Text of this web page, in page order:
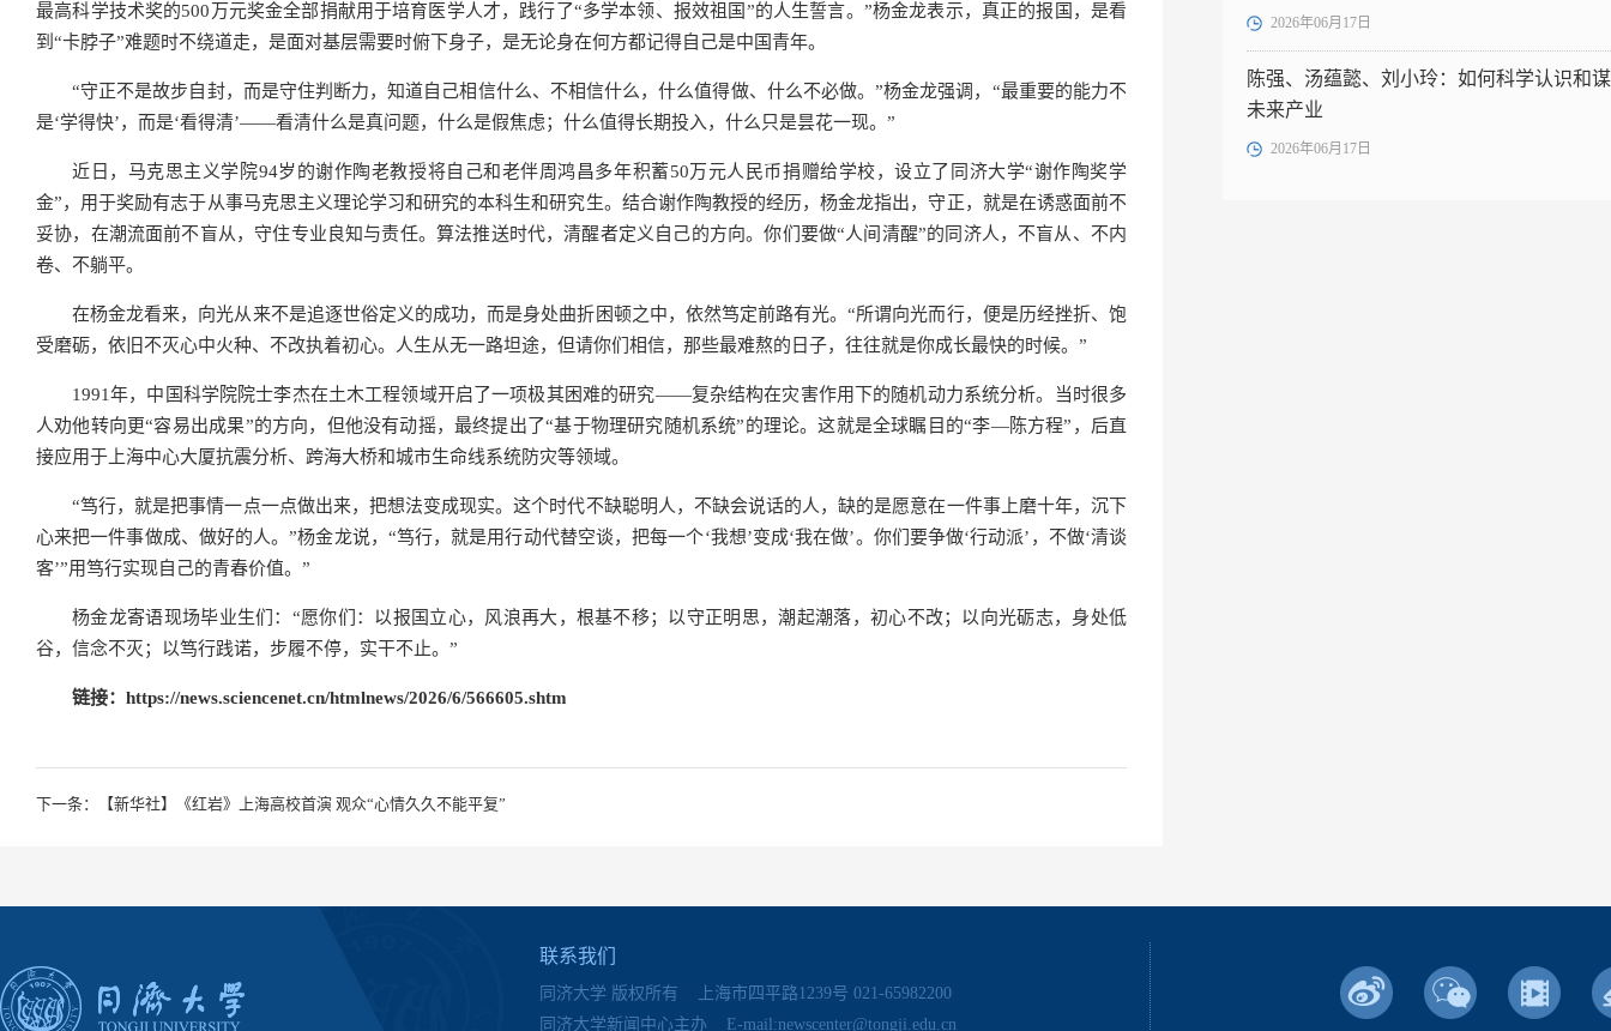
最高科学技术奖的500万元奖金全部捐献用于培育医学人才，践行了“多学本领、报效祖国”的人生誓言。”杨金龙表示，真正的报国，是看
到“卡脖子”难题时不绕道走，是面对基层需要时俯下身子，是无论身在何方都记得自己是中国青年。
“守正不是故步自封，而是守住判断力，知道自己相信什么、不相信什么，什么值得做、什么不必做。”杨金龙强调，“最重要的能力不
是‘学得快’，而是‘看得清’——看清什么是真问题，什么是假焦虑；什么值得长期投入，什么只是昙花一现。”
近日，马克思主义学院94岁的谢作陶老教授将自己和老伴周鸿昌多年积蓄50万元人民币捐赠给学校，设立了同济大学“谢作陶奖学
金”，用于奖励有志于从事马克思主义理论学习和研究的本科生和研究生。结合谢作陶教授的经历，杨金龙指出，守正，就是在诱惑面前不
妥协，在潮流面前不盲从，守住专业良知与责任。算法推送时代，清醒者定义自己的方向。你们要做“人间清醒”的同济人，不盲从、不内
卷、不躺平。
在杨金龙看来，向光从来不是追逐世俗定义的成功，而是身处曲折困顿之中，依然笃定前路有光。“所谓向光而行，便是历经挫折、饱
受磨砺，依旧不灭心中火种、不改执着初心。人生从无一路坦途，但请你们相信，那些最难熬的日子，往往就是你成长最快的时候。”
1991年，中国科学院院士李杰在土木工程领域开启了一项极其困难的研究——复杂结构在灾害作用下的随机动力系统分析。当时很多
人劝他转向更“容易出成果”的方向，但他没有动摇，最终提出了“基于物理研究随机系统”的理论。这就是全球瞩目的“李—陈方程”，后直
接应用于上海中心大厦抗震分析、跨海大桥和城市生命线系统防灾等领域。
“笃行，就是把事情一点一点做出来，把想法变成现实。这个时代不缺聪明人，不缺会说话的人，缺的是愿意在一件事上磨十年，沉下
心来把一件事做成、做好的人。”杨金龙说，“笃行，就是用行动代替空谈，把每一个‘我想’变成‘我在做’。你们要争做‘行动派’，不做‘清谈
客’”用笃行实现自己的青春价值。”
杨金龙寄语现场毕业生们：“愿你们：以报国立心，风浪再大，根基不移；以守正明思，潮起潮落，初心不改；以向光砺志，身处低
谷，信念不灭；以笃行践诺，步履不停，实干不止。”
链接： https://news.sciencenet.cn/htmlnews/2026/6/566605.shtm
下一条：【新华社】《红岩》上海高校首演 观众“心情久久不能平复”
2026年06月17日
陈强、汤蕴懿、刘小玲：如何科学认识和
未来产业
2026年06月17日
联系我们
同济大学 版权所有 上海市四平路1239号 021-65982200
同济大学新闻中心主办 E-mail:newscenter@tongji.edu.cn